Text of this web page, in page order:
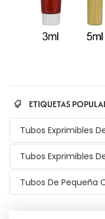
ETIQUETAS
Tubos Exprimibles
Tubos Exprimibles
Tubos De Pequeña